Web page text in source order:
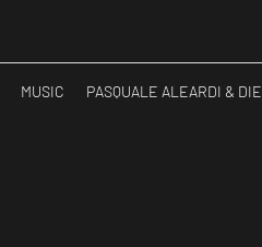
MUSIC PASQUALE ALEARDI &